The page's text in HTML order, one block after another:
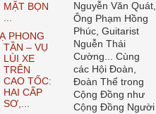
MẶT BỌN
...
PHONG
TẦN – VỤ
LÙI XE
TRÊN
CAO TỐC:
HAI CẤP
SƠ,...
Nguyễn Văn Quát,
Ông Phạm Hồng
Phúc, Guitarist
Nguễn Thái
Cường... Cùng
các Hội Đoàn,
Đoàn Thể trong
Cộng Đồng như
Cộng Đồng Người